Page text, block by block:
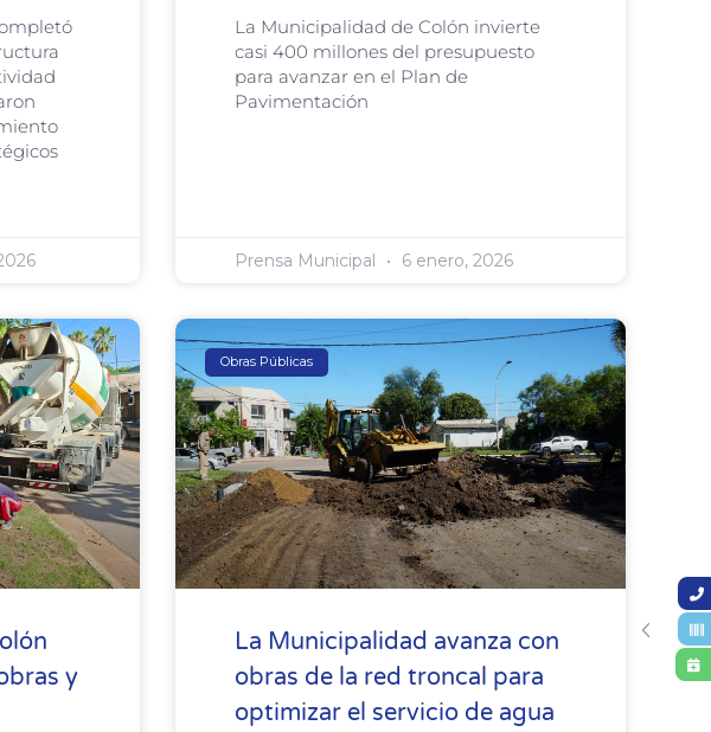
La Municipalidad de Colón invierte
casi 400 millones del presupuesto
para avanzar en el Plan de
Pavimentación
Prensa Municipal 6 enero, 2026
y
Obras Públicas
La Municipalidad avanza con
obras de la red troncal para
optimizar el servicio de agua